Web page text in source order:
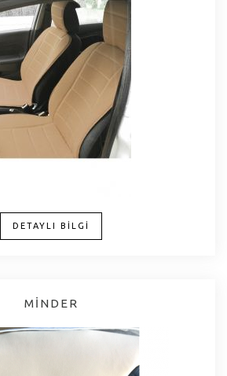
DETAYLI BİLGİ
MİNDER